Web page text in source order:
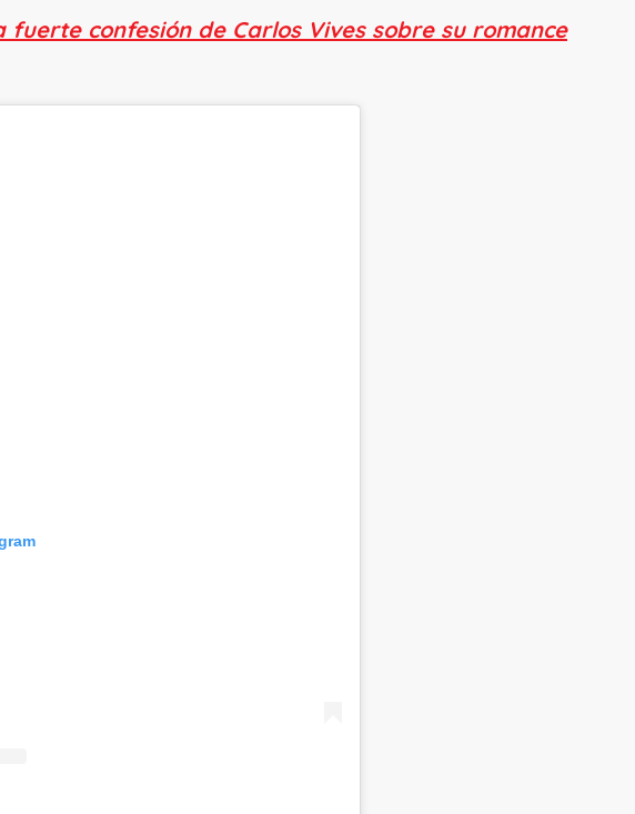
fuerte confesión de Carlos Vives sobre su romance